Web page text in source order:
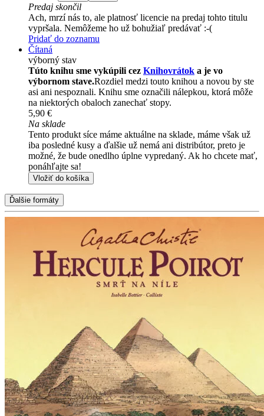
Predaj skončil
Ach, mrzí nás to, ale platnosť licencie na predaj tohto titulu
vypršala. Nemôžeme ho už bohužiaľ predávať :-(
Pridať do zoznamu
Čítaná
výborný stav
Túto knihu sme vykúpili cez Knihovrátok a je vo
výbornom stave.Rozdiel medzi touto knihou a novou by ste
asi ani nespoznali. Knihu sme označili nálepkou, ktorá môže
na niektorých obaloch zanechať stopy.
5,90 €
Na sklade
Tento produkt síce máme aktuálne na sklade, máme však už
iba posledné kusy a ďalšie už nemá ani distribútor, preto je
možné, že bude onedlho úplne vypredaný. Ak ho chcete mať,
ponáhľajte sa!
Vložiť do košíka
Ďalšie formáty